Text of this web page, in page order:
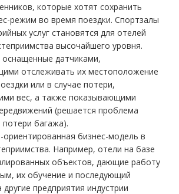
которые хотят сохранить
режим во время поездки. Спортзалы
услуг становятся для отелей
высочайшего уровня.
датчиками,
отслеживать их местоположение
или в случае потери,
вес, а также показывающими
(решается проблема
потери багажа).
бизнес-модель в
Например, отели на базе
объектов, дающие работу
их обучение и последующий
предприятия индустрии